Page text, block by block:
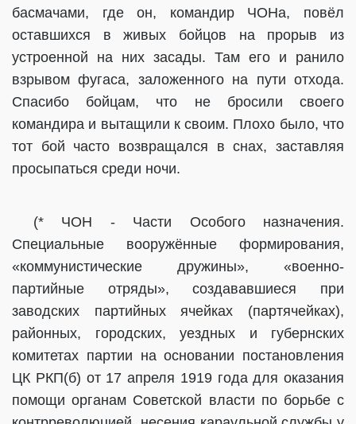
басмачами, где он, командир ЧОНа, повёл
оставшихся в живых бойцов на прорыв из
устроенной на них засады. Там его и ранило
взрывом фугаса, заложенного на пути отхода.
Спасибо бойцам, что не бросили своего
командира и вытащили к своим. Плохо было, что
тот бой часто возвращался в снах, заставляя
просыпаться среди ночи.
(* ЧОН - Части Особого назначения.
Специальные вооружённые формирования,
«коммунистические дружины», «военно-
партийные отряды», создававшиеся при
заводских партийных ячейках (партячейках),
районных, городских, уездных и губернских
комитетах партии на основании постановления
ЦК РКП(б) от 17 апреля 1919 года для оказания
помощи органам Советской власти по борьбе с